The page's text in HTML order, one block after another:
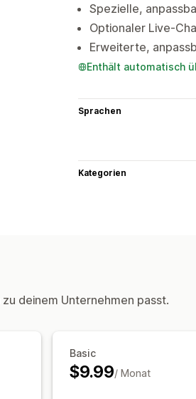
Spezielle,
Optionaler Live-
Erweiterte,
Enthält automatisch
Sprachen
Kategorien
deinem Unternehmen passt.
Basic
$9.99/ Monat